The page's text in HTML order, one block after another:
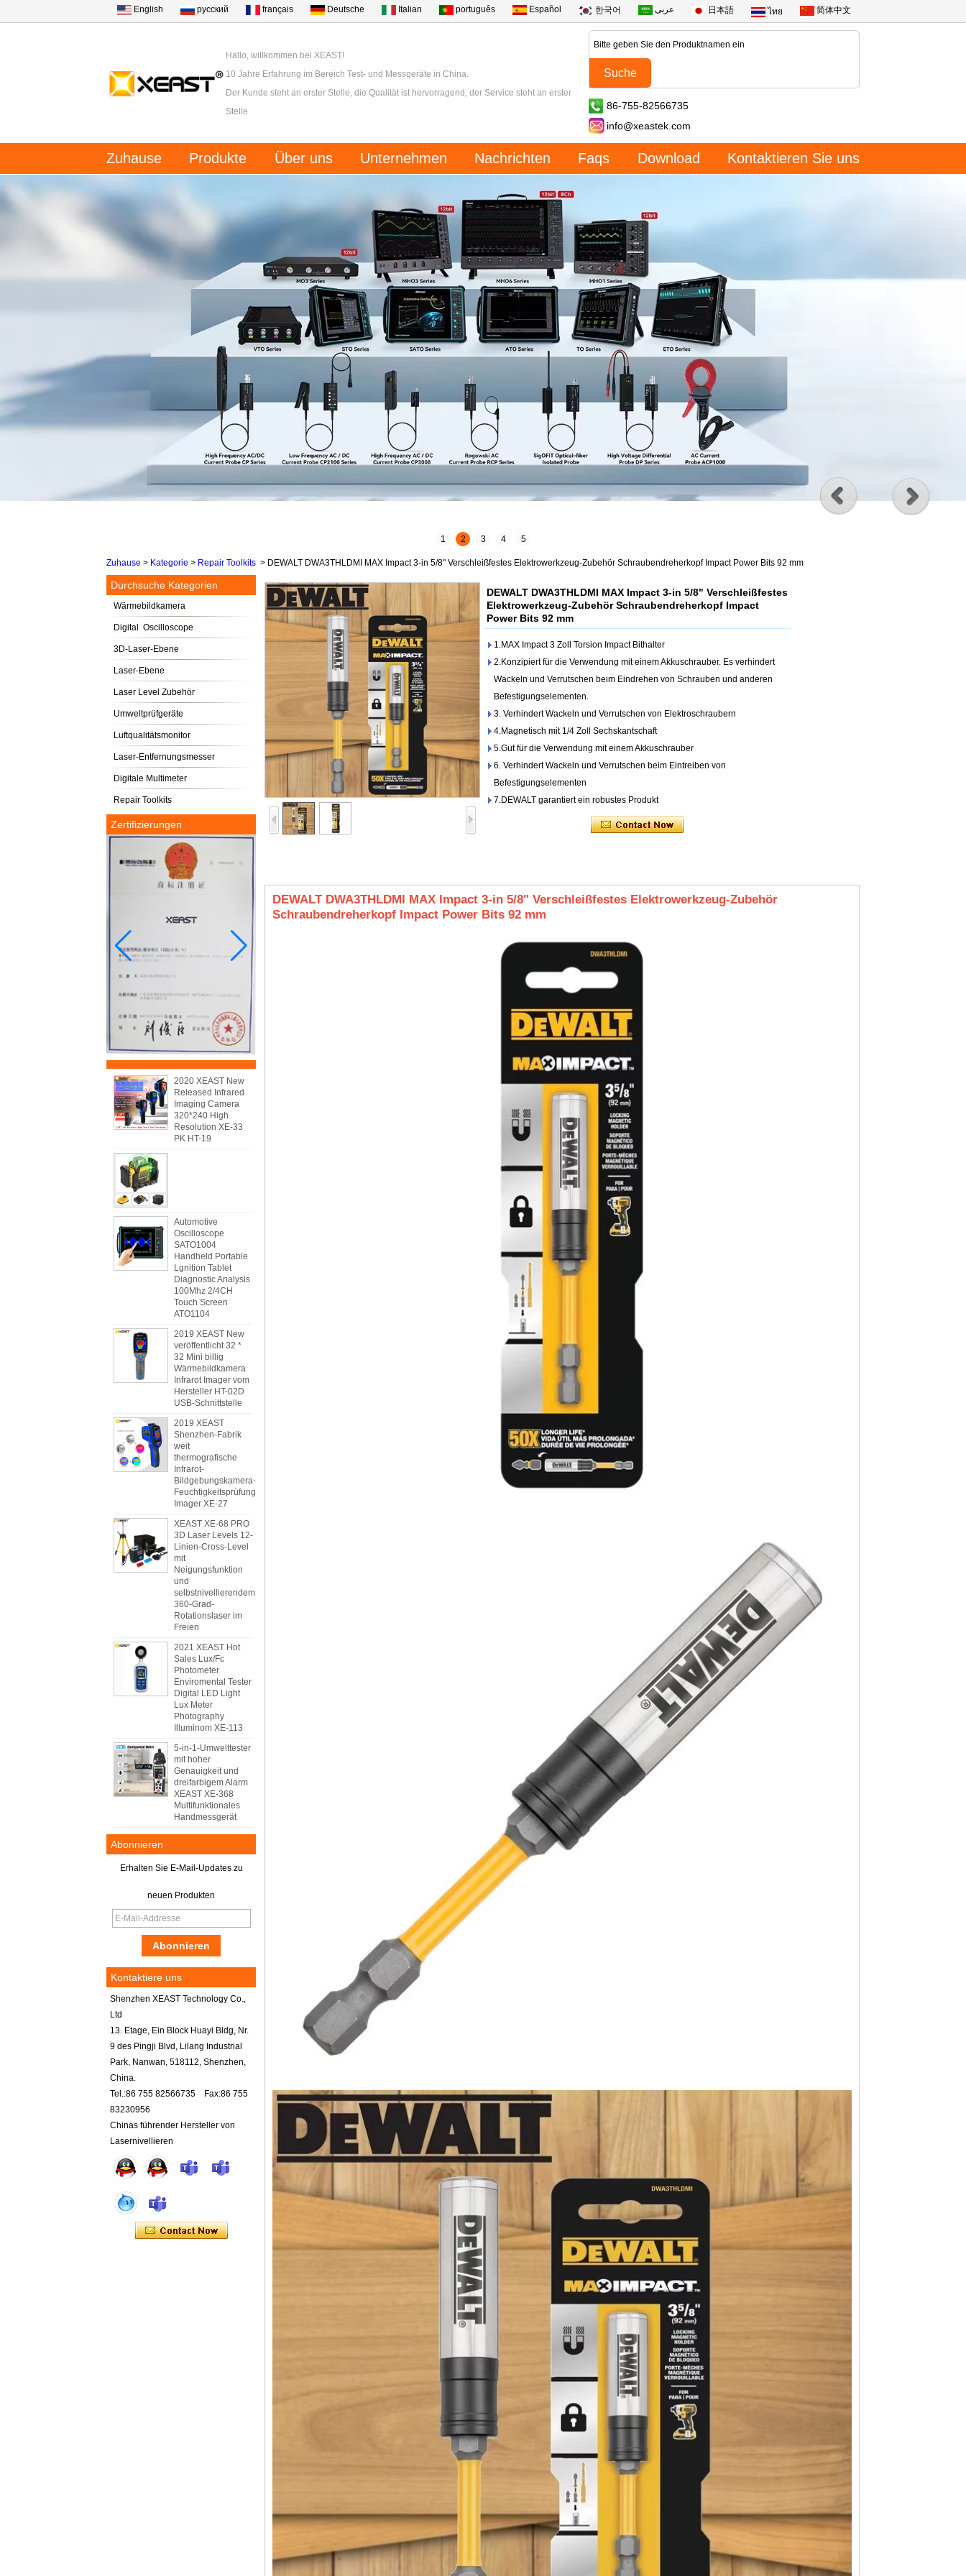
English русский français Deutsche Italian português Español 한국어 عربى 日本語 ไทย 简体中文
Hallo, willkommen bei XEAST!
10 Jahre Erfahrung im Bereich Test- und Messgeräte in China.
Der Kunde steht an erster Stelle, die Qualität ist hervorragend, der Service steht an erster
Stelle
86-755-82566735
info@xeastek.com
Zuhause Produkte Über uns Unternehmen Nachrichten Faqs Download Kontaktieren Sie uns
1 2 3 4 5
Zuhause > Kategorie > Repair Toolkits > DEWALT DWA3THLDMI MAX Impact 3-in 5/8" Verschleißfestes Elektrowerkzeug-Zubehör Schraubendreherkopf Impact Power Bits 92 mm
Durchsuche Kategorien
Wärmebildkamera
Digital Oscilloscope
3D-Laser-Ebene
Laser-Ebene
Laser Level Zubehör
Umweltprüfgeräte
Luftqualitätsmonitor
Laser-Entfernungsmesser
Digitale Multimeter
Repair Toolkits
Zertifizierungen
2020 XEAST New
Released Infrared
Imaging Camera
320*240 High
Resolution XE-33
PK HT-19
Automotive
Oscilloscope
SATO1004
Handheld Portable
Lgnition Tablet
Diagnostic Analysis
100Mhz 2/4CH
Touch Screen
ATO1104
2019 XEAST New
veröffentlicht 32 *
32 Mini billig
Wärmebildkamera
Infrarot Imager vom
Hersteller HT-02D
USB-Schnittstelle
2019 XEAST
Shenzhen-Fabrik
weit
thermografische
Infrarot-
Bildgebungskamera-
Feuchtigkeitsprüfung
Imager XE-27
XEAST XE-68 PRO
3D Laser Levels 12-
Linien-Cross-Level
mit
Neigungsfunktion
und
selbstnivellierendem
360-Grad-
Rotationslaser im
Freien
2021 XEAST Hot
Sales Lux/Fc
Photometer
Enviromental Tester
Digital LED Light
Lux Meter
Photography
Illuminom XE-113
5-in-1-Umwelttester
mit hoher
Genauigkeit und
dreifarbigem Alarm
XEAST XE-368
Multifunktionales
Handmessgerät
Abonnieren
Erhalten Sie E-Mail-Updates zu
neuen Produkten
Kontaktiere uns
Shenzhen XEAST Technology Co.,
Ltd
13. Etage, Ein Block Huayi Bldg, Nr.
9 des Pingji Blvd, Lilang Industrial
Park, Nanwan, 518112, Shenzhen,
China.
Tel.:86 755 82566735 Fax:86 755
83230956
Chinas führender Hersteller von
Lasernivellieren
DEWALT DWA3THLDMI MAX Impact 3-in 5/8" Verschleißfestes
Elektrowerkzeug-Zubehör Schraubendreherkopf Impact
Power Bits 92 mm
1.MAX Impact 3 Zoll Torsion Impact Bithalter
2.Konzipiert für die Verwendung mit einem Akkuschrauber. Es verhindert
Wackeln und Verrutschen beim Eindrehen von Schrauben und anderen
Befestigungselementen.
3. Verhindert Wackeln und Verrutschen von Elektroschraubern
4.Magnetisch mit 1/4 Zoll Sechskantschaft
5.Gut für die Verwendung mit einem Akkuschrauber
6. Verhindert Wackeln und Verrutschen beim Eintreiben von
Befestigungselementen
7.DEWALT garantiert ein robustes Produkt
DEWALT DWA3THLDMI MAX Impact 3-in 5/8" Verschleißfestes Elektrowerkzeug-Zubehör
Schraubendreherkopf Impact Power Bits 92 mm